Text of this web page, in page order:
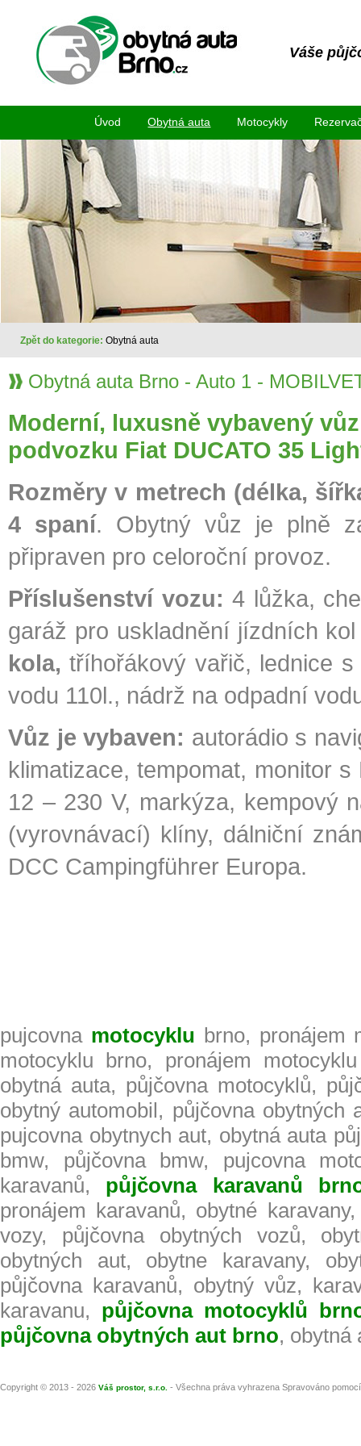
Váše
Úvod Obytná auta Motocykly
Zpět do kategorie: Obytná auta
Obytná auta Brno - Auto 1 -
Moderní, luxusně vybavený
podvozku Fiat DUCATO 35
Rozměry v metrech (délka,
4 spaní. Obytný vůz je plně
připraven pro celoroční provoz.
Příslušenstvívozu:4 lůžka,
garáž pro uskladnění jízdních
kola, tříhořákový vařič, lednice
vodu 110l., nádrž na odpadní
Vůz je vybaven: autorádio s
klimatizace, tempomat, monitor
12 – 230 V, markýza, kempový
(vyrovnávací) klíny, dálniční
DCC Campingführer Europa.
pujcovna motocyklu brno, pronájem
motocyklu brno, pronájem
obytná auta, půjčovna motocyklů,
obytný automobil, půjčovna obytných
pujcovna obytnych aut, obytná auta
bmw, půjčovna bmw, pujcovna
karavanů, půjčovna karavanů
pronájem karavanů, obytné
vozy, půjčovna obytných vozů,
obytných aut, obytne karavany,
půjčovna karavanů, obytný vůz,
karavanu, půjčovna motocyklů
půjčovna obytných aut brno, obytná
Copyright © 2013 - 2026 Váš prostor, s.r.o. - Všechna práva vyhrazena Spravováno